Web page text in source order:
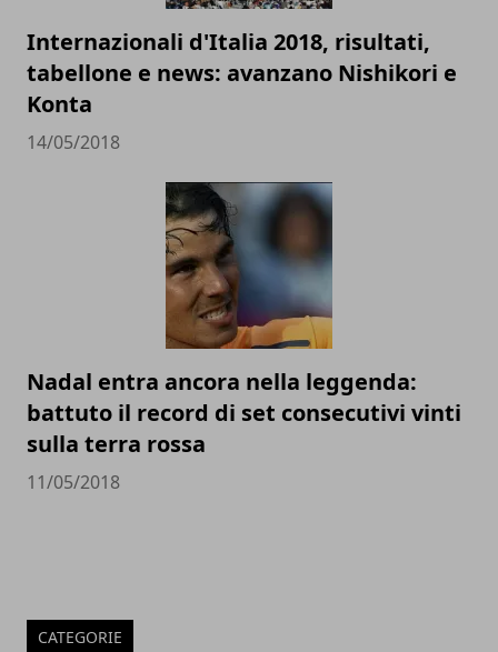
Internazionali d'Italia 2018, risultati,
tabellone e news: avanzano Nishikori e
Konta
14/05/2018
Nadal entra ancora nella leggenda:
battuto il record di set consecutivi vinti
sulla terra rossa
11/05/2018
CATEGORIE